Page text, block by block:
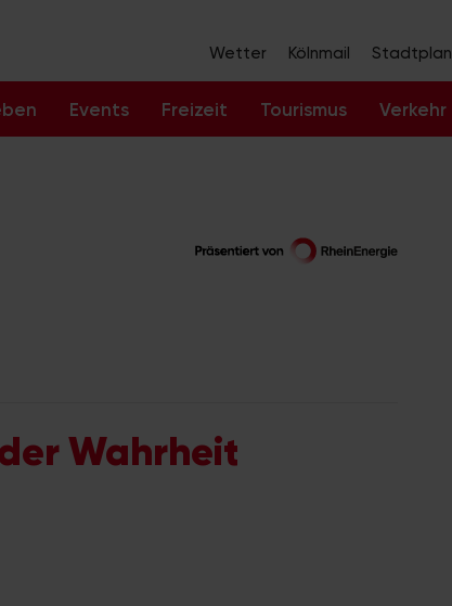
Wetter Kölnmail Stadtplan
Events Freizeit Tourismus Verkehr
Wahrheit